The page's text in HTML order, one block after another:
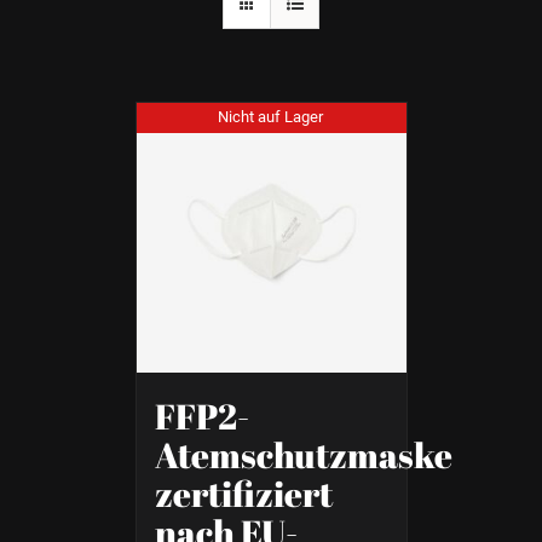
Nicht auf Lager
FFP2-
Atemschutzmaske
zertifiziert
nach EU-